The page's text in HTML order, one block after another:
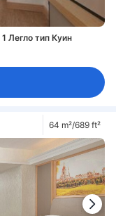
1 Легло тип Куин
64 m²/689 ft²